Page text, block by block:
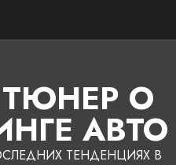
О
АВТО
ТЕНДЕНЦИЯХ В